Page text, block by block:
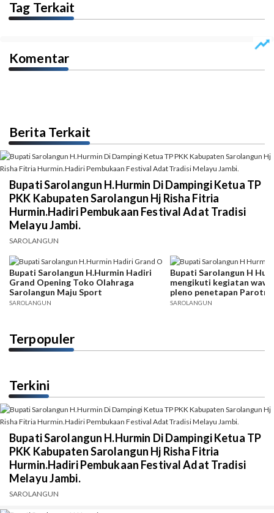
Tag Terkait
Komentar
Berita Terkait
Bupati Sarolangun H.Hurmin Di Dampingi Ketua TP
PKK Kabupaten Sarolangun Hj Risha Fitria
Hurmin.Hadiri Pembukaan Festival Adat Tradisi
Melayu Jambi.
SAROLANGUN
Bupati Sarolangun H.Hurmin Hadiri
Grand Opening Toko Olahraga
Sarolangun Maju Sport
SAROLANGUN
Bupati Sarolangun H
mengikuti kegiatan
pleno penetapan
Tahun 2024
SAROLANGUN
Terpopuler
Terkini
Bupati Sarolangun H.Hurmin Di Dampingi Ketua TP
PKK Kabupaten Sarolangun Hj Risha Fitria
Hurmin.Hadiri Pembukaan Festival Adat Tradisi
Melayu Jambi.
SAROLANGUN